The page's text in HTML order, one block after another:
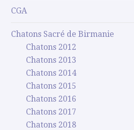
CGA
Chatons Sacré de Birmanie
Chatons 2012
Chatons 2013
Chatons 2014
Chatons 2015
Chatons 2016
Chatons 2017
Chatons 2018